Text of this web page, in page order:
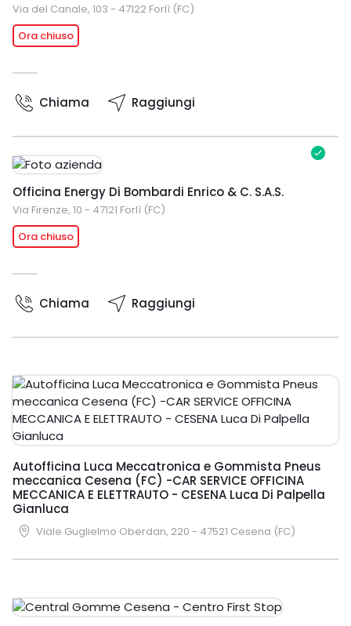
Via del Canale, 103 - 47122 Forlì (FC)
Ora chiuso
Chiama Raggiungi
Officina Energy Di Bombardi Enrico & C. S.A.S.
Via Firenze, 10 - 47121 Forlì (FC)
Ora chiuso
Chiama Raggiungi
Autofficina Luca Meccatronica e Gommista Pneus
meccanica Cesena (FC) -CAR SERVICE OFFICINA
MECCANICA E ELETTRAUTO - CESENA Luca Di Palpella
Gianluca
Viale Guglielmo Oberdan, 220 - 47521 Cesena (FC)